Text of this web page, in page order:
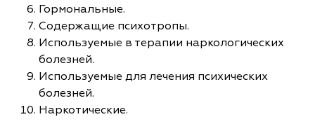
Гормональные.
Содержащие психотропы.
Используемые в терапии наркологических
болезней.
Используемые для лечения психических
болезней.
Наркотические.